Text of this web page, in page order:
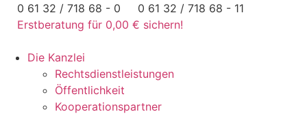
Zum
Inhalt
0 61 32 / 718 68 - 0
0 61 32 / 718 68 - 11
Erstberatung für 0,00 € sichern!
Die Kanzlei
Rechtsdienstleistungen
Öffentlichkeit
Kooperationspartner